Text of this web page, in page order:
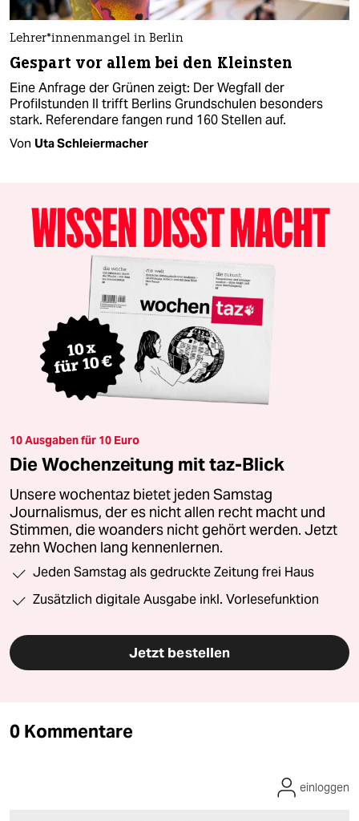
Leh­rer*­in­nen­man­gel in Berlin
Gespart vor allem bei den Kleinsten
Eine Anfrage der Grünen zeigt: Der Wegfall der
Profilstunden II trifft Berlins Grundschulen besonders
stark. Referendare fangen rund 160 Stellen auf.
Von Uta Schleiermacher
10 Ausgaben für 10 Euro
Die Wochenzeitung mit taz-Blick
Unsere wochentaz bietet jeden Samstag
Journalismus, der es nicht allen recht macht und
Stimmen, die woanders nicht gehört werden. Jetzt
zehn Wochen lang kennenlernen.
Jeden Samstag als gedruckte Zeitung frei Haus
Zusätzlich digitale Ausgabe inkl. Vorlesefunktion
Jetzt bestellen
0 Kommentare
einloggen